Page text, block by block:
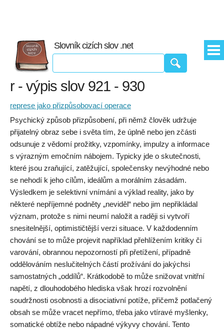
Slovník cizích slov .net
r - výpis slov 921 - 930
represe jako přizpůsobovací operace
Psychický způsob přizpůsobení, při němž člověk udržuje
přijatelný obraz sebe i světa tím, že úplně nebo jen zčásti
odsunuje z vědomí prožitky, vzpomínky, impulzy a informace
s výrazným emočním nábojem. Typicky jde o skutečnosti,
které jsou zraňující, zatěžující, společensky nevýhodné nebo
se nehodí k jeho cílům, ideálům a morálním zásadám.
Výsledkem je selektivní vnímání a výklad reality, jako by
některé nepříjemné podněty „neviděl“ nebo jim nepřikládal
význam, protože s nimi neumí naložit a raději si vytvoří
snesitelnější, optimističtější verzi situace. V každodenním
chování se to může projevit například přehlížením kritiky či
varování, obrannou nepozorností při přetížení, případně
oddělováním neslučitelných částí prožívání do jakýchsi
samostatných „oddílů“. Krátkodobě to může snižovat vnitřní
napětí, z dlouhodobého hlediska však hrozí rozvolnění
soudržnosti osobnosti a disociativní potíže, přičemž potlačený
obsah se může vracet nepřímo, třeba jako vtíravé myšlenky,
somatické obtíže nebo nápadné výkyvy chování. Tento